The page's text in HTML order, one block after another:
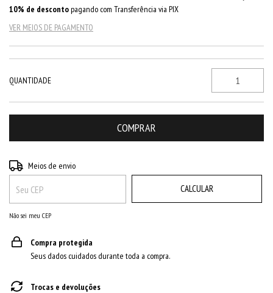
10% de descontopagando com Transferência via PIX
VER MEIOS DE PAGAMENTO
QUANTIDADE
Entregas para o CEP:
Meios de envio
CALCULAR
Não sei meu CEP
Compra protegida
Seus dados cuidados durante toda a compra.
Trocas e devoluções